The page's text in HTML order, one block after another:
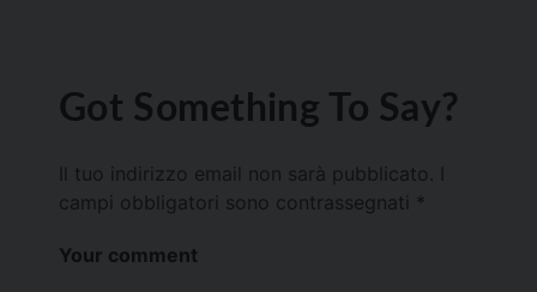
Got Something To Say?
Il tuo indirizzo email non sarà pubblicato.
campi obbligatori sono contrassegnati *
Your comment